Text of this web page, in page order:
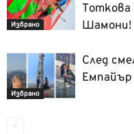
Избрано
Тоткова
Шамони!
Избрано
След